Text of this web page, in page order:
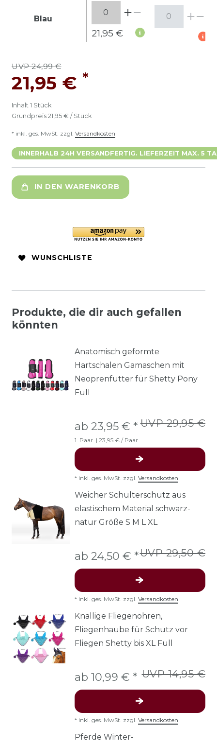
Blau
21,95 €
UVP 24,99 €
21,95 € *
Inhalt 1 Stück
Grundpreis 21,95 € / Stück
* inkl. ges. MwSt. zzgl. Versandkosten
INNERHALB 24H VERSANDFERTIG. LIEFERZEIT MAX. 5
IN DEN WARENKORB
WUNSCHLISTE
Produkte, die dir auch gefallen
könnten
Anatomisch geformte
Hartschalen Gamaschen mit
Neoprenfutter für Shetty Pony
Full
UVP 29,95 €
ab 23,95 € *
1 Paar | 23,95 € / Paar
* inkl. ges. MwSt. zzgl. Versandkosten
Weicher Schulterschutz aus
elastischem Material schwarz-
natur Größe S M L XL
UVP 29,50 €
ab 24,50 € *
* inkl. ges. MwSt. zzgl. Versandkosten
Knallige Fliegenohren,
Fliegenhaube für Schutz vor
Fliegen Shetty bis XL Full
UVP 14,95 €
ab 10,99 € *
* inkl. ges. MwSt. zzgl. Versandkosten
Pferde Winter-